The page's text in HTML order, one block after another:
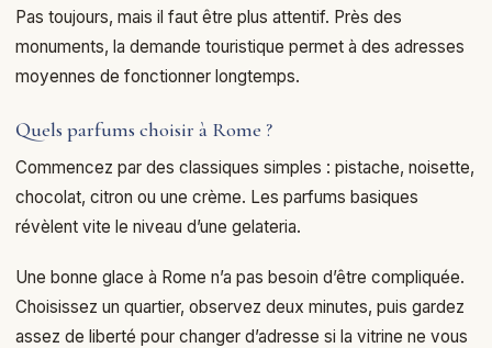
Pas toujours, mais il faut être plus attentif. Près des
monuments, la demande touristique permet à des adresses
moyennes de fonctionner longtemps.
Quels parfums choisir à Rome ?
Commencez par des classiques simples : pistache, noisette,
chocolat, citron ou une crème. Les parfums basiques
révèlent vite le niveau d’une gelateria.
Une bonne glace à Rome n’a pas besoin d’être compliquée.
Choisissez un quartier, observez deux minutes, puis gardez
assez de liberté pour changer d’adresse si la vitrine ne vous